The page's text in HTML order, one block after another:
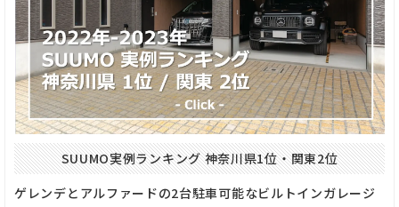
SUUMO実例ランキング 神奈川県1位・関東2位
ゲレンデとアルファードの2台駐車可能なビルトインガレージ